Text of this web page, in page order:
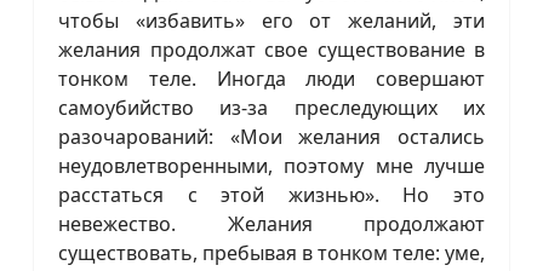
чтобы «избавить» его от желаний, эти
желания продолжат свое существование в
тонком теле. Иногда люди совершают
самоубийство из-за преследующих их
разочарований: «Мои желания остались
неудовлетворенными, поэтому мне лучше
расстаться с этой жизнью». Но это
невежество. Желания продолжают
существовать, пребывая в тонком теле: уме,